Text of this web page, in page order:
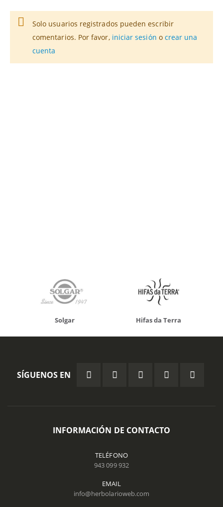
Solo usuarios registrados pueden escribir
comentarios. Por favor, iniciar sesión o crear una
cuenta
Solgar Hifas da Terra
SÍGUENOS EN
INFORMACIÓN DE CONTACTO
TELÉFONO
943 099 932
EMAIL
info@herbolarioweb.com